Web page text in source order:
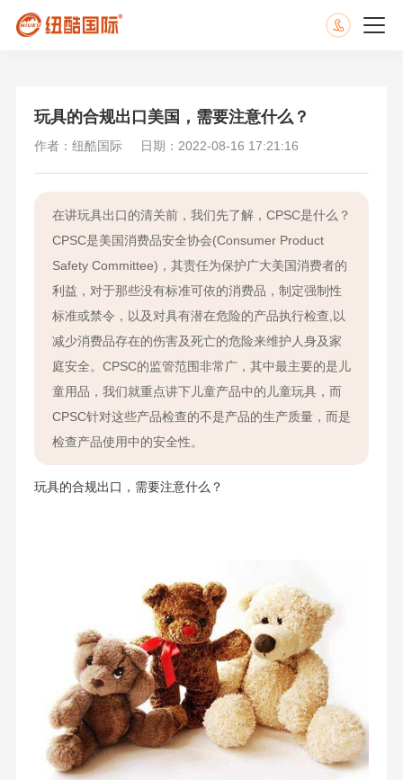
玩具的合规出口美国，需要注意什么？
作者：纽酷国际 日期：2022-08-16 17:21:16
在讲玩具出口的清关前，我们先了解，CPSC是什么？
CPSC是美国消费品安全协会(Consumer Product
Safety Committee)，其责任为保护广大美国消费者的
利益，对于那些没有标准可依的消费品，制定强制性
标准或禁令，以及对具有潜在危险的产品执行检查,以
减少消费品存在的伤害及死亡的危险来维护人身及家
庭安全。CPSC的监管范围非常广，其中最主要的是儿
童用品，我们就重点讲下儿童产品中的儿童玩具，而
CPSC针对这些产品检查的不是产品的生产质量，而是
检查产品使用中的安全性。
玩具的合规出口，需要注意什么？